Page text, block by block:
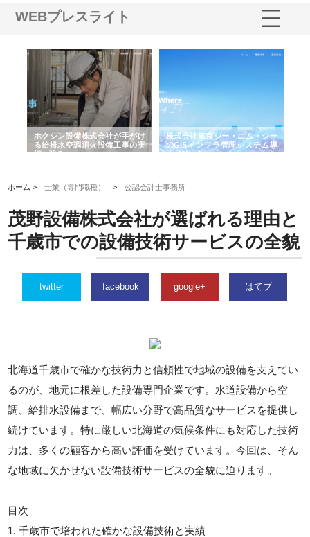
WEBプレスライト
ホクシン設備株式会社が手がけ
る給排水空調消火設備工事の実
績と強み
株式会社東京シー・エム・シー
のGISインフラ管理システム導
入メリット
ホーム >士業（専門職種） >公認会計士事務所
茂野設備株式会社が選ばれる理由と
千歳市での設備技術サービスの全貌
twitter facebook google+ はてブ
北海道千歳市で確かな技術力と信頼性で地域の設備を支えてい
るのが、地元に根差した設備専門企業です。水道設備から空
調、給排水設備まで、幅広い分野で高品質なサービスを提供し
続けています。特に厳しい北海道の気候条件にも対応した技術
力は、多くの顧客から高い評価を受けています。今回は、そん
な地域に欠かせない設備技術サービスの全貌に迫ります。
目次
1. 千歳市で培われた確かな設備技術と実績